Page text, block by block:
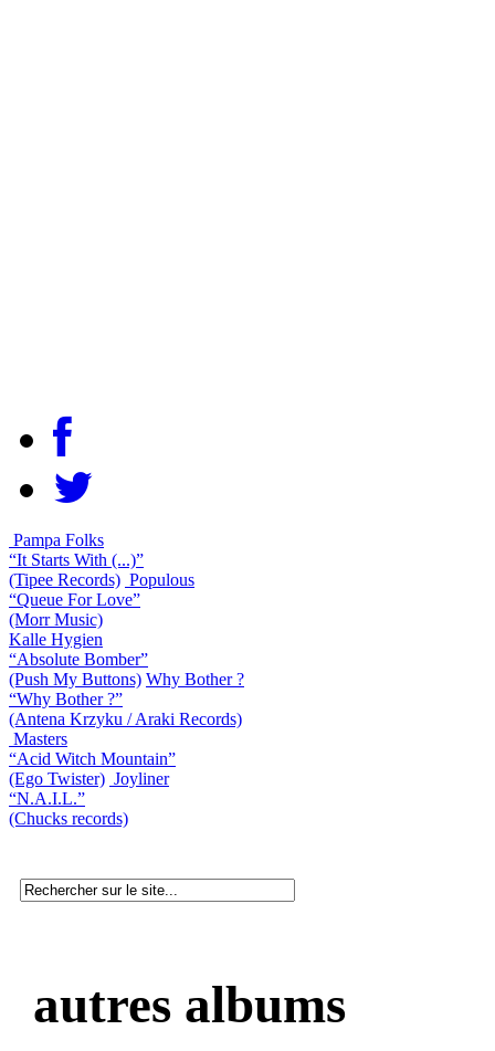
Pampa Folks
“It Starts With (...)”
(Tipee Records) Populous
“Queue For Love”
(Morr Music)
Kalle Hygien
“Absolute Bomber”
(Push My Buttons) Why Bother ?
“Why Bother ?”
(Antena Krzyku / Araki Records)
Masters
“Acid Witch Mountain”
(Ego Twister) Joyliner
“N.A.I.L.”
(Chucks records)
autres albums